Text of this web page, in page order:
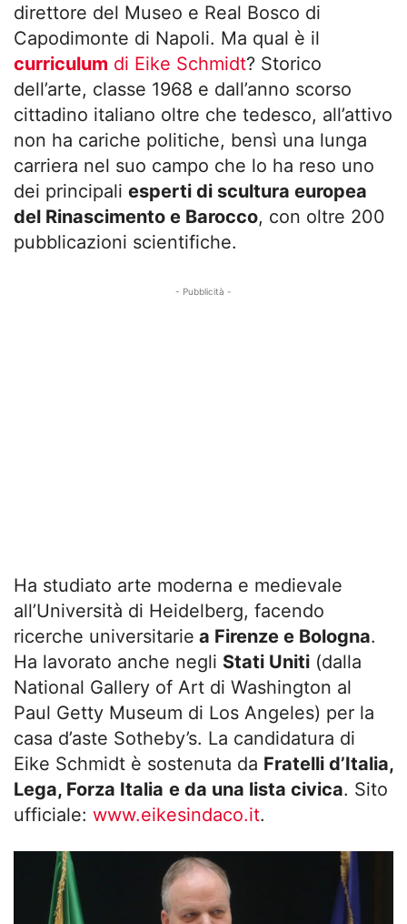
direttore del Museo e Real Bosco di
Capodimonte di Napoli. Ma qual è il
curriculum di Eike Schmidt? Storico
dell’arte, classe 1968 e dall’anno scorso
cittadino italiano oltre che tedesco, all’attivo
non ha cariche politiche, bensì una lunga
carriera nel suo campo che lo ha reso uno
dei principali esperti di scultura europea
del Rinascimento e Barocco, con oltre 200
pubblicazioni scientifiche.
- Pubblicità -
Ha studiato arte moderna e medievale
all’Università di Heidelberg, facendo
ricerche universitarie a Firenze e Bologna.
Ha lavorato anche negli Stati Uniti (dalla
National Gallery of Art di Washington al
Paul Getty Museum di Los Angeles) per la
casa d’aste Sotheby’s. La candidatura di
Eike Schmidt è sostenuta da Fratelli d’Italia,
Lega, Forza Italia e da una lista civica. Sito
ufficiale: www.eikesindaco.it.